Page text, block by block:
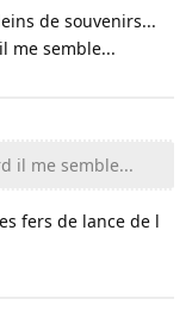
de souvenirs...
me semble...
il me semble...
fers de lance de l